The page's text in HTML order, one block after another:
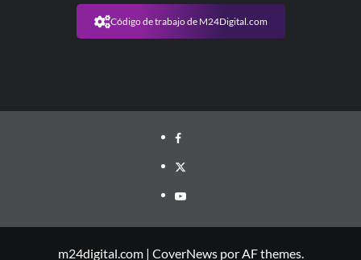
Código de trabajo de M24Digital.com
m24digital.com | CoverNewspor AF themes.